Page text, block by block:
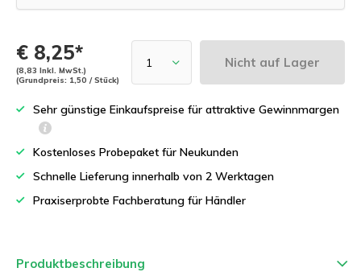
€ 8,25*
(8,83 Inkl. MwSt.)
(Grundpreis: 1,50 / Stück)
Nicht auf Lager
Sehr günstige Einkaufspreise für attraktive Gewinnmargen
Kostenloses Probepaket für Neukunden
Schnelle Lieferung innerhalb von 2 Werktagen
Praxiserprobte Fachberatung für Händler
Produktbeschreibung